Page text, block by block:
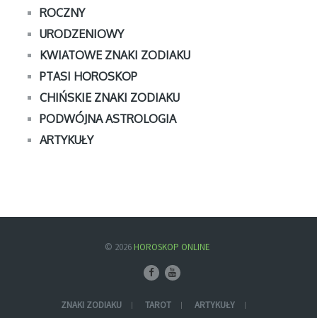
ROCZNY
URODZENIOWY
KWIATOWE ZNAKI ZODIAKU
PTASI HOROSKOP
CHIŃSKIE ZNAKI ZODIAKU
PODWÓJNA ASTROLOGIA
ARTYKUŁY
© 2026 HOROSKOP ONLINE
ZNAKI ZODIAKU TAROT
ARTYKUŁY